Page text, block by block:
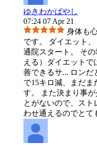
ゆきわかばやし
07:24 07 Apr 21
身体も
です。 ダイエット
通院スタート。 そ
える）ダイエット
善できるサ... ロンだ
で15キロ減、まだま
す。 また決まり事
とがないので、スト
わせ通えるのでとて